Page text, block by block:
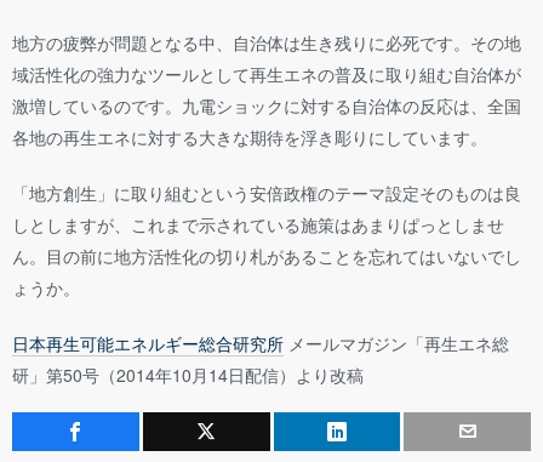
地方の疲弊が問題となる中、自治体は生き残りに必死です。その地
域活性化の強力なツールとして再生エネの普及に取り組む自治体が
激増しているのです。九電ショックに対する自治体の反応は、全国
各地の再生エネに対する大きな期待を浮き彫りにしています。
「地方創生」に取り組むという安倍政権のテーマ設定そのものは良
しとしますが、これまで示されている施策はあまりぱっとしませ
ん。目の前に地方活性化の切り札があることを忘れてはいないでし
ょうか。
日本再生可能エネルギー総合研究所 メールマガジン「再生エネ総
研」第50号（2014年10月14日配信）より改稿